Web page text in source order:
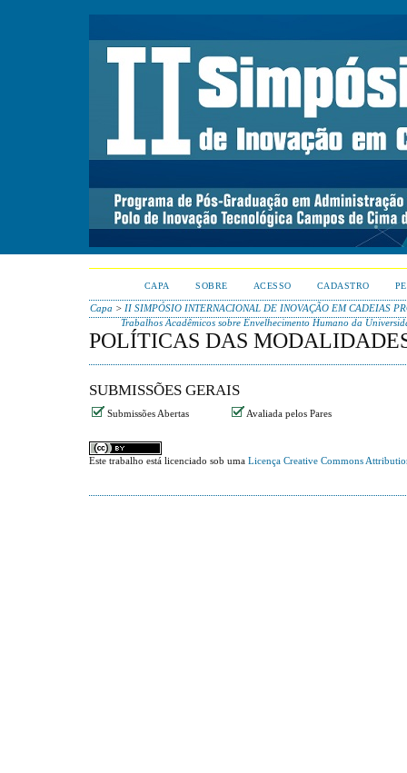
CAPA SOBRE ACESSO CADASTRO
Capa > II SIMPÓSIO INTERNACIONAL DE INOVAÇÃO EM CADEIAS
Trabalhos Acadêmicos sobre Envelhecimento Humano da
POLÍTICAS DAS
SUBMISSÕES GERAIS
Submissões Abertas Avaliada pelos Pares
Este trabalho está licenciado sob uma Licença Creative Commons